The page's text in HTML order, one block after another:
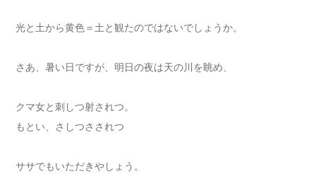
光と土から黄色＝土と観たのではないでしょうか。
さあ、暑い日ですが、明日の夜は天の川を眺め、
クマ女と刺しつ射されつ。
もとい、さしつさされつ
ササでもいただきやしょう。